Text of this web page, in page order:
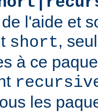
l'aide et
short,
à ce
les